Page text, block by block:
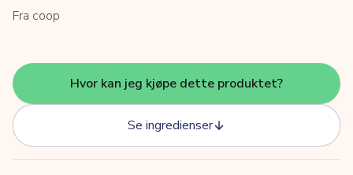
Fra coop
Hvor kan jeg kjøpe dette produktet?
Se ingredienser